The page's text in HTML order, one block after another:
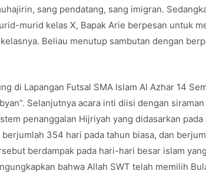
sang pendatang, sang imigran.
murid kelas X, Bapak Arie berpesan untuk
Beliau menutup sambutan dengan
di Lapangan Futsal SMA Islam Al Azhar 14
Selanjutnya acara inti diisi dengan
penanggalan Hijriyah yang didasarkan
berjumlah 354 hari pada tahun biasa, dan
berdampak pada hari-hari besar islam
bahwa Allah SWT telah memilih